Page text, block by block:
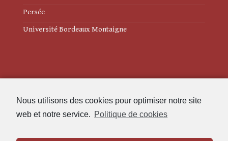
Nous utilisons des cookies pour optimiser notre site
web et notre service. Politique de cookies
Persée
Université Bordeaux Montaigne
Politique de cookies (UE)